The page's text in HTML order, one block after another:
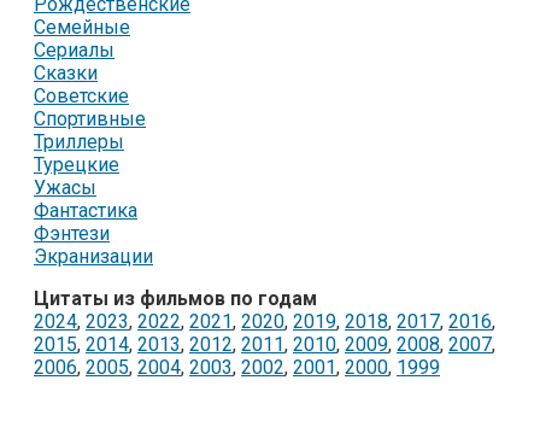
Семейные
Сериалы
Сказки
Советские
Спортивные
Триллеры
Турецкие
Ужасы
Фантастика
Фэнтези
Экранизации
Цитаты из фильмов по годам
2024, 2023, 2022, 2021, 2020, 2019, 2018, 2017, 2016,
2015, 2014, 2013, 2012, 2011, 2010, 2009, 2008, 2007,
2006, 2005, 2004, 2003, 2002, 2001, 2000, 1999